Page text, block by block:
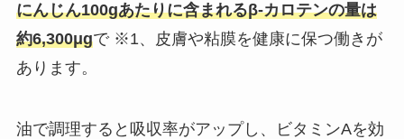
にんじん100gあたりに含まれるβ-カロテンの量は
約6,300μgで ※1、皮膚や粘膜を健康に保つ働きが
あります。
油で調理すると吸収率がアップし、ビタミンAを効